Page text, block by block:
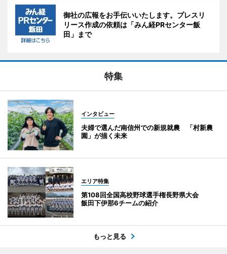
御社の広報をお手伝いいたします。プレスリ
リース作成の依頼は「みん経PRセンター飯
田」まで
特集
インタビュー
夫婦で選んだ南信州での新規就農 「村新農
園」が描く未来
エリア特集
第108回全国高校野球選手権長野県大会
飯田下伊那6チームの紹介
もっと見る